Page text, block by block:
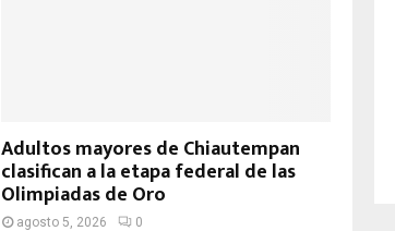
Adultos mayores de Chiautempan
clasifican a la etapa federal de las
Olimpiadas de Oro
agosto 5, 2026 0